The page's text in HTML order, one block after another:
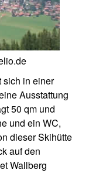
sich in einer
Ausstattung
50 qm und
und ein WC,
dieser Skihütte
auf den
Wallberg